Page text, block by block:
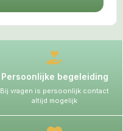
Persoonlijke begeleiding
Bij vragen is persoonlijk contact
altijd mogelijk